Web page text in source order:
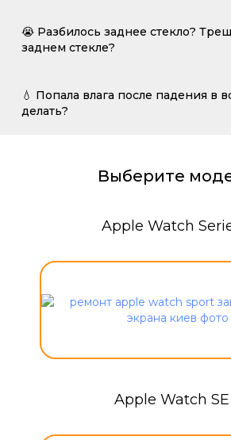
😭 Разбилось заднее стекло?
заднем стекле?
💧 Попала влага после падения в
делать?
Выберите
Apple Watch
Apple Watch